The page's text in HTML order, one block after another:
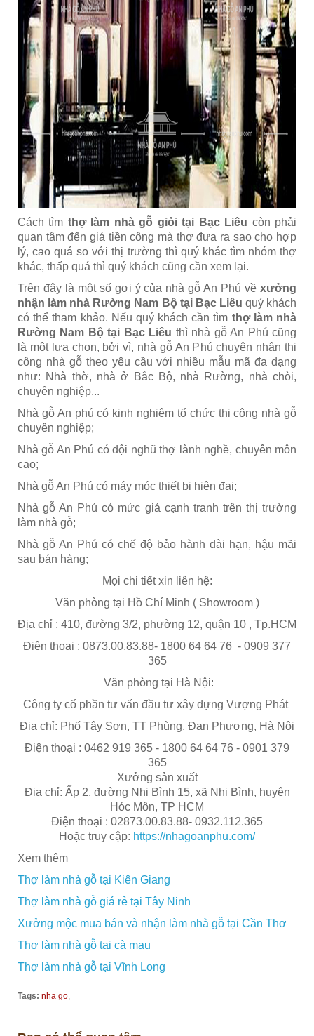
Cách tìm thợ làm nhà gỗ giỏi tại Bạc Liêu còn phải
quan tâm đến giá tiền công mà thợ đưa ra sao cho hợp
lý, cao quá so với thị trường thì quý khác tìm nhóm thợ
khác, thấp quá thì quý khách cũng cần xem lại.
Trên đây là một số gợi ý của nhà gỗ An Phú về xưởng
nhận làm nhà Rường Nam Bộ tại Bạc Liêu quý khách
có thể tham khảo. Nếu quý khách cần tìm thợ làm nhà
Rường Nam Bộ tại Bạc Liêu thì nhà gỗ An Phú cũng
là một lựa chọn, bởi vì, nhà gỗ An Phú chuyên nhận thi
công nhà gỗ theo yêu cầu với nhiều mẫu mã đa dạng
như: Nhà thờ, nhà ở Bắc Bộ, nhà Rường, nhà chòi,
chuyên nghiệp...
Nhà gỗ An phú có kinh nghiệm tổ chức thi công nhà gỗ
chuyên nghiệp;
Nhà gỗ An Phú có đội nghũ thợ lành nghề, chuyên môn
cao;
Nhà gỗ An Phú có máy móc thiết bị hiện đại;
Nhà gỗ An Phú có mức giá cạnh tranh trên thị trường
làm nhà gỗ;
Nhà gỗ An Phú có chế độ bảo hành dài hạn, hậu mãi
sau bán hàng;
Mọi chi tiết xin liên hệ:
Văn phòng tại Hồ Chí Minh ( Showroom )
Địa chỉ : 410, đường 3/2, phường 12, quận 10 , Tp.HCM
Điện thoại : 0873.00.83.88- 1800 64 64 76 - 0909 377
365
Văn phòng tại Hà Nội:
Công ty cổ phần tư vấn đầu tư xây dựng Vượng Phát
Địa chỉ: Phố Tây Sơn, TT Phùng, Đan Phượng, Hà Nội
Điện thoại : 0462 919 365 - 1800 64 64 76 - 0901 379
365
Xưởng sản xuất
Địa chỉ: Ấp 2, đường Nhị Bình 15, xã Nhị Bình, huyện
Hóc Môn, TP HCM
Điện thoại : 02873.00.83.88- 0932.112.365
Hoặc truy cập: https://nhagoanphu.com/
Xem thêm
Thợ làm nhà gỗ tại Kiên Giang
Thợ làm nhà gỗ giá rẻ tại Tây Ninh
Xưởng mộc mua bán và nhận làm nhà gỗ tại Cần Thơ
Thợ làm nhà gỗ tại cà mau
Thợ làm nhà gỗ tại Vĩnh Long
Tags: nha go,